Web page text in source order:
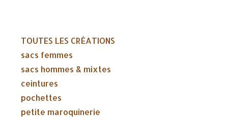
TOUTES LES CRÉATIONS
sacs femmes
sacs hommes & mixtes
ceintures
pochettes
petite maroquinerie